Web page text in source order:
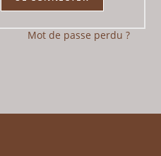
Mot de passe perdu ?